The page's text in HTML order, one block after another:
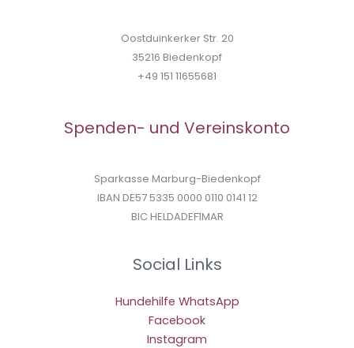
Oostduinkerker Str. 20
35216 Biedenkopf
+49 151 11655681
Spenden- und Vereinskonto
Sparkasse Marburg-Biedenkopf
IBAN DE57 5335 0000 0110 0141 12
BIC HELDADEF1MAR
Social Links
Hundehilfe WhatsApp
Facebook
Instagram